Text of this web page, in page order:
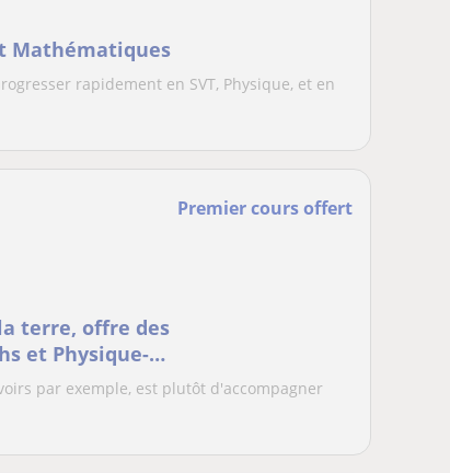
Mathématiques
rapidement en SVT, Physique, et en
Premier cours offert
terre, offre des
et Physique-
par exemple, est plutôt d'accompagner